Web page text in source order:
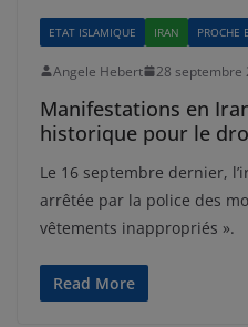
ETAT ISLAMIQUE IRAN PROCHE
Angele Hebert 28 septembre
Manifestations en
historique pour le
Le 16 septembre dernier,
arrêtée par la police des
vêtements inappropriés ».
Read More